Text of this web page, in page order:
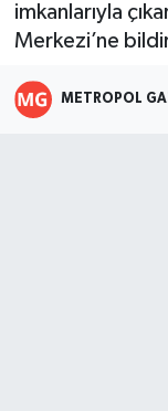
imkanlarıyla
Merkezi’ne
METROPOL